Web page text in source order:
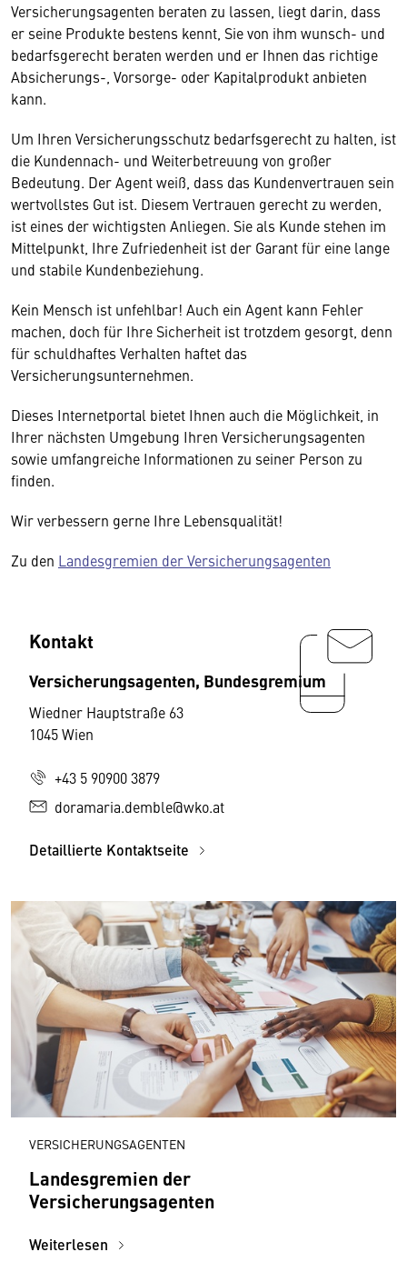
Versicherungsagenten beraten zu lassen, liegt darin, dass
er seine Produkte bestens kennt, Sie von ihm wunsch- und
bedarfsgerecht beraten werden und er Ihnen das richtige
Absicherungs-, Vorsorge- oder Kapitalprodukt anbieten
kann.
Um Ihren Versicherungsschutz bedarfsgerecht zu halten, ist
die Kundennach- und Weiterbetreuung von großer
Bedeutung. Der Agent weiß, dass das Kundenvertrauen sein
wertvollstes Gut ist. Diesem Vertrauen gerecht zu werden,
ist eines der wichtigsten Anliegen. Sie als Kunde stehen im
Mittelpunkt, Ihre Zufriedenheit ist der Garant für eine lange
und stabile Kundenbeziehung.
Kein Mensch ist unfehlbar! Auch ein Agent kann Fehler
machen, doch für Ihre Sicherheit ist trotzdem gesorgt, denn
für schuldhaftes Verhalten haftet das
Versicherungsunternehmen.
Dieses Internetportal bietet Ihnen auch die Möglichkeit, in
Ihrer nächsten Umgebung Ihren Versicherungsagenten
sowie umfangreiche Informationen zu seiner Person zu
finden.
Wir verbessern gerne Ihre Lebensqualität!
Zu den Landesgremien der Versicherungsagenten
Kontakt
Versicherungsagenten, Bundesgremium
Wiedner Hauptstraße 63
1045 Wien
+43 5 90900 3879
doramaria.demble@wko.at
Detaillierte Kontaktseite
VERSICHERUNGSAGENTEN
Landesgremien der
Versicherungsagenten
Weiterlesen